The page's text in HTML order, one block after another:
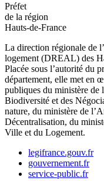
Préfet
de la région
Hauts-de-France
La direction régionale de
logement (DREAL) des
Placée sous l’autorité du
département, elle met en
publiques du ministère de
Biodiversité et des
nature, du ministère de
Décentralisation, du
Ville et du Logement.
legifrance.gouv.fr
gouvernement.fr
service-public.fr